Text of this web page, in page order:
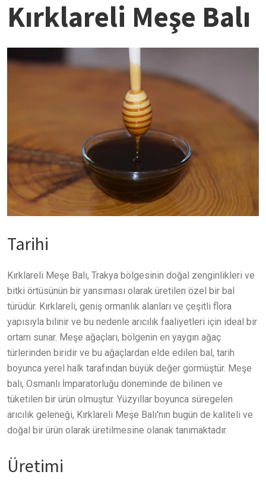
Kırklareli Meşe Balı
Tarihi
Kırklareli Meşe Balı, Trakya bölgesinin doğal zenginlikleri ve
bitki örtüsünün bir yansıması olarak üretilen özel bir bal
türüdür. Kırklareli, geniş ormanlık alanları ve çeşitli flora
yapısıyla bilinir ve bu nedenle arıcılık faaliyetleri için ideal bir
ortam sunar. Meşe ağaçları, bölgenin en yaygın ağaç
türlerinden biridir ve bu ağaçlardan elde edilen bal, tarih
boyunca yerel halk tarafından büyük değer görmüştür. Meşe
balı, Osmanlı İmparatorluğu döneminde de bilinen ve
tüketilen bir ürün olmuştur. Yüzyıllar boyunca süregelen
arıcılık geleneği, Kırklareli Meşe Balı'nın bugün de kaliteli ve
doğal bir ürün olarak üretilmesine olanak tanımaktadır.
Üretimi